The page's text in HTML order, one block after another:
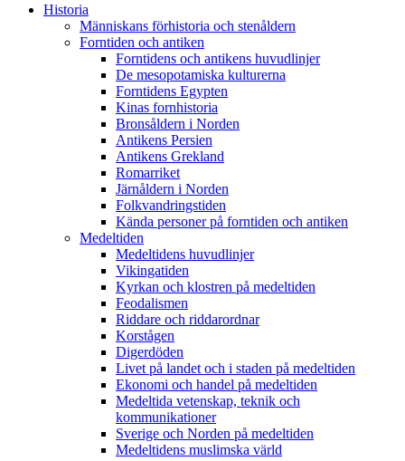
Historia
Människans förhistoria och stenåldern
Forntiden och antiken
Forntidens och antikens huvudlinjer
De mesopotamiska kulturerna
Forntidens Egypten
Kinas fornhistoria
Bronsåldern i Norden
Antikens Persien
Antikens Grekland
Romarriket
Järnåldern i Norden
Folkvandringstiden
Kända personer på forntiden och antiken
Medeltiden
Medeltidens huvudlinjer
Vikingatiden
Kyrkan och klostren på medeltiden
Feodalismen
Riddare och riddarordnar
Korstågen
Digerdöden
Livet på landet och i staden på medeltiden
Ekonomi och handel på medeltiden
Medeltida vetenskap, teknik och
kommunikationer
Sverige och Norden på medeltiden
Medeltidens muslimska värld